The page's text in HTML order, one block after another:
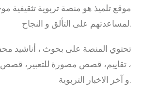
موقع تلميذ هو منصة تربوية تثقيفية
لمساعدتهم على التألق و النجاح.
تحتوي المنصة على بحوث ، أناشيد
، تقاييم، قصص مصورة للتعبير، قصص
و آخر الاخبار التربوية.